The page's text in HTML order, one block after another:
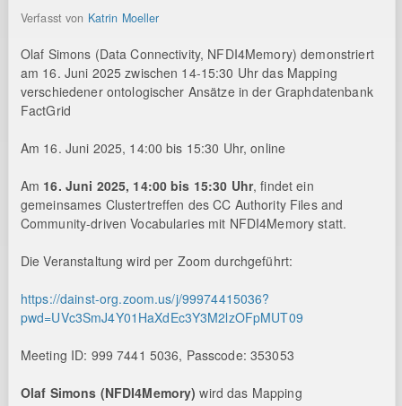
Verfasst von Katrin Moeller
Olaf Simons (Data Connectivity, NFDI4Memory) demonstriert
am 16. Juni 2025 zwischen 14-15:30 Uhr das Mapping
verschiedener ontologischer Ansätze in der Graphdatenbank
FactGrid
Am 16. Juni 2025, 14:00 bis 15:30 Uhr, online
Am 16. Juni 2025, 14:00 bis 15:30 Uhr, findet ein
gemeinsames Clustertreffen des CC Authority Files and
Community-driven Vocabularies mit NFDI4Memory statt.
Die Veranstaltung wird per Zoom durchgeführt:
https://dainst-org.zoom.us/j/99974415036?
pwd=UVc3SmJ4Y01HaXdEc3Y3M2lzOFpMUT09
Meeting ID: 999 7441 5036, Passcode: 353053
Olaf Simons (NFDI4Memory) wird das Mapping